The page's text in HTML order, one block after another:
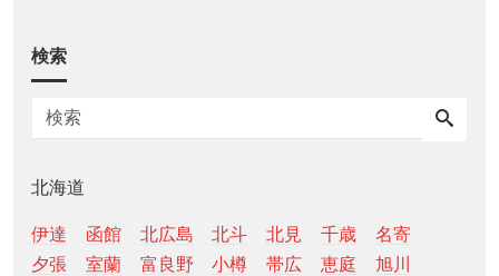
検索
北海道
伊達 函館 北広島 北斗 北見 千歳
名寄
夕張
室蘭 富良野 小樽 帯広 恵庭
旭川